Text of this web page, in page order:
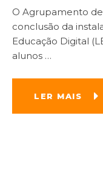
O Agrupamento
conclusão da
Educação Digital
alunos …
LER MAIS